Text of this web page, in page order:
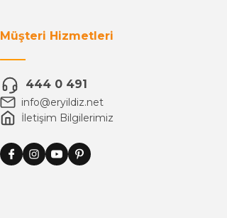
Müşteri Hizmetleri
444 0 491
info@eryildiz.net
İletişim Bilgilerimiz